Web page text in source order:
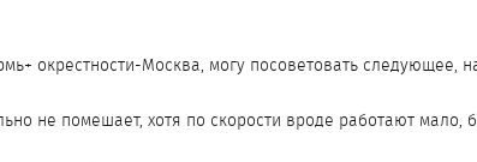
окрестности-Москва, могу посоветовать следующее,
не помешает, хотя по скорости вроде работают